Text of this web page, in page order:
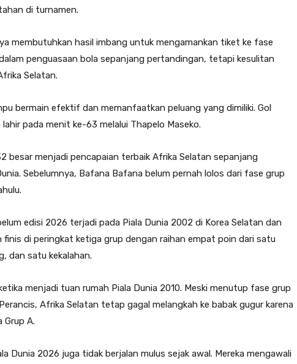
di turnamen.
membutuhkan hasil imbang untuk mengamankan tiket ke fase
penguasaan bola sepanjang pertandingan, tetapi kesulitan
Selatan.
bermain efektif dan memanfaatkan peluang yang dimiliki. Gol
pada menit ke-63 melalui Thapelo Maseko.
besar menjadi pencapaian terbaik Afrika Selatan sepanjang
Sebelumnya, Bafana Bafana belum pernah lolos dari fase grup
edisi 2026 terjadi pada Piala Dunia 2002 di Korea Selatan dan
di peringkat ketiga grup dengan raihan empat poin dari satu
dan satu kekalahan.
menjadi tuan rumah Piala Dunia 2010. Meski menutup fase grup
Afrika Selatan tetap gagal melangkah ke babak gugur karena
A.
Dunia 2026 juga tidak berjalan mulus sejak awal. Mereka mengawali